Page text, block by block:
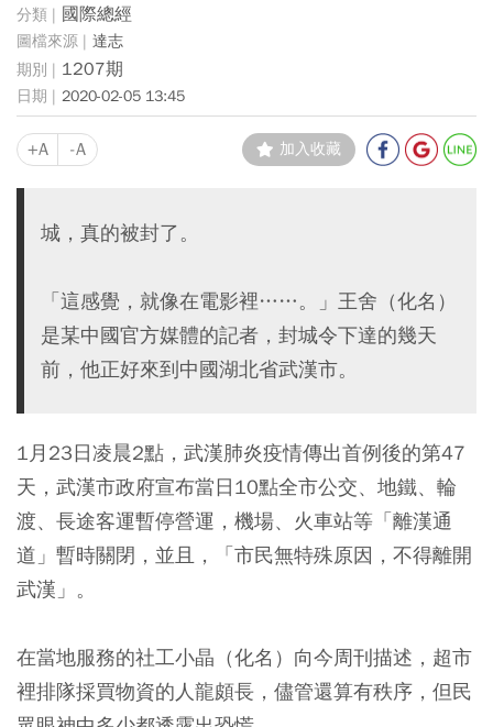
國際總經
達志
1207期
2020-02-05 13:45
+A -A 加入收藏
城，真的被封了。
「這感覺，就像在電影裡……。」王舍（化名）
是某中國官方媒體的記者，封城令下達的幾天
前，他正好來到中國湖北省武漢市。
1月23日凌晨2點，武漢肺炎疫情傳出首例後的第47
天，武漢市政府宣布當日10點全市公交、地鐵、輪
渡、長途客運暫停營運，機場、火車站等「離漢通
道」暫時關閉，並且，「市民無特殊原因，不得離開
武漢」。
在當地服務的社工小晶（化名）向今周刊描述，超市
裡排隊採買物資的人龍頗長，儘管還算有秩序，但民